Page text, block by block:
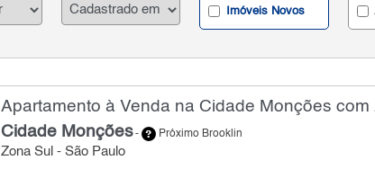
Imóveis Novos
Apartamento à Venda na Cidade Monções com
Cidade Monções- Próximo Brooklin
Zona Sul - São Paulo